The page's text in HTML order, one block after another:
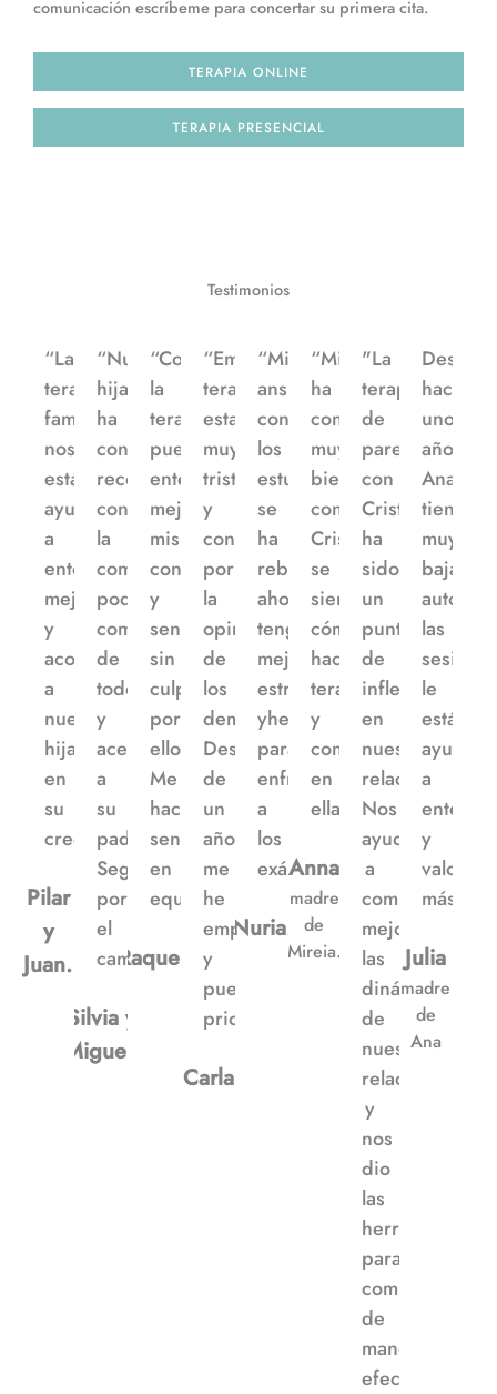
comunicación escríbeme para concertar su primera cita.
TERAPIA ONLINE
TERAPIA PRESENCIAL
Testimonios
“La
terapia
familiar
nos
está
ayudando
a
entendernos
mejor
y
acompañar
a
nuestras
hijas
en
su
crecimiento”
Pilar
y
Juan.
“Nuestra
hija
ha
conseguido
reconciliarse
con
la
comida,
poder
comer
de
todo
y
acercarse
a
su
padre.
Seguimos
por
el
camino”
Silvia y
Miguel.
“Con
la
terapia
puedo
entender
mejor
mis
conductas
y
sentimientos,
sin
culparme
por
ello.
Me
hace
sentirme
en
equilibrio”
Raquel.
“Empecé
terapia
estando
muy
triste
y
condicionada
por
la
opinión
de
los
demás.
Después
de
un
año
me
he
empoderado
y
puedo
priorizarme”
Carla
“Mi
ansiedad
con
los
estudios
se
ha
rebajado,
ahora
tengo
mejores
estrategias
yherramientas
para
enfrentarme
a
los
exámenes”
Nuria.
“Mireia
ha
conectado
muy
bien
con
Cristina,
se
siente
cómoda
haciendo
terapia
y
confía
en
ella”
Anna
madre
de
Mireia.
"La
terapia
de
pareja
con
Cristina
ha
sido
un
punto
de
inflexión
en
nuestra
relación.
Nos
ayudó
a
comprender
mejor
las
dinámicas
de
nuestra
relación
y
nos
dio
las
herramientas
para
comunicarnos
de
manera
efectiva”
Desde
hace
unos
años
Ana
tiene
muy
baja
las
le
está
a
y
más”
Julia
madre
de
Ana